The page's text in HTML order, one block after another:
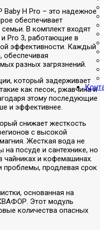
H Pro – это надежное
обеспечивает
В комплект входят
Pro 3, работающие в
эффективности. Каждый
обеспечивая
разных загрязнений.
который задерживает
как песок, ржавчина и
этому последующие
и эффективнее.
снижает жесткость
с высокой
Жесткая вода не
посуде и сантехнике, но
чайниках и кофемашинах.
проблемы, продлевая срок
основанная на
Этот модуль
количества опасных